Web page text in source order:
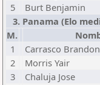
5
Burt Benjamin
3. Panama (Elo
M.
1
Carrasco Brandon
2
Morris Yair
3
Chaluja Jose